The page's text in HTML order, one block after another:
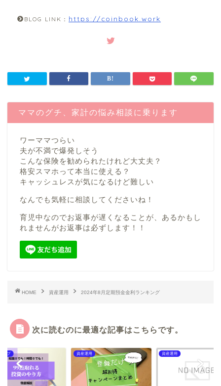
BLOG LINK： https://coinbook.work
ママのグチ、家計の悩み相談に乗ります
ワーママつらい
夫が不満で爆発しそう
こんな保険を勧められたけれど大丈夫？
格安スマホって本当に使える？
キャッシュレスが気になるけど難しい
なんでも気軽に相談してくださいね！
育児中なのでお返事が遅くなることが、あるかもし
れませんがお返事は必ずします！！
HOME 資産運用 2024年8月定期預金金利ランキング
次に読むのに最適な記事はこちらです。
ップ 資産運用 資産運用